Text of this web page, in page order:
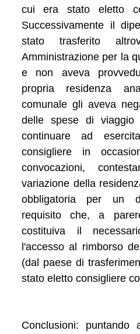
cui era stato eletto
Successivamente il
stato trasferito
Amministrazione per la
e non aveva
propria residenza
comunale gli aveva
delle spese di viaggio
continuare ad
consigliere in
convocazioni,
variazione della
obbligatoria per un
requisito che, a
costituiva il
l'accesso al rimborso
(dal paese di
stato eletto consigliere
Conclusioni: puntando